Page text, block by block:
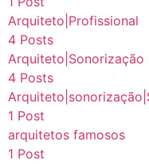
Arquiteto|Profissional
4 Posts
Arquiteto|Sonorização
4 Posts
1 Post
arquitetos famosos
1 Post